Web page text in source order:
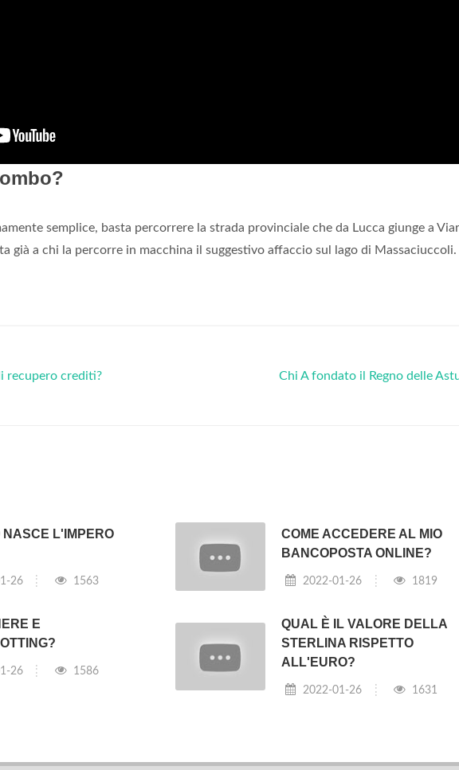
semplice, basta percorrere la strada provinciale che da Lucca giunge a
già a chi la percorre in macchina il suggestivo affaccio sul lago di Massaciuccoli.
recupero crediti? Chi A fondato il Regno delle
NASCE L'IMPERO
26 1563
COME ACCEDERE AL MIO
BANCOPOSTA ONLINE?
2022-01-26 1819
E
26 1586
QUAL È IL VALORE DELLA
STERLINA RISPETTO
ALL'EURO?
2022-01-26 1631